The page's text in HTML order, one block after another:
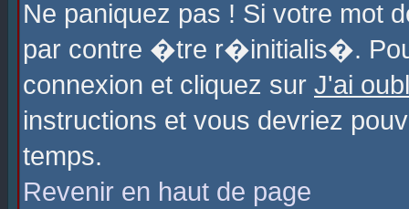
Ne paniquez pas ! Si votre
par contre �tre r�initialis�.
connexion et cliquez sur J'ai
instructions et vous devriez
temps.
Revenir en haut de page